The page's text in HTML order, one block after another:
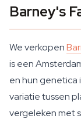
Barney's
We verkopen
is een
en hun genetica
variatie tussen
vergeleken met